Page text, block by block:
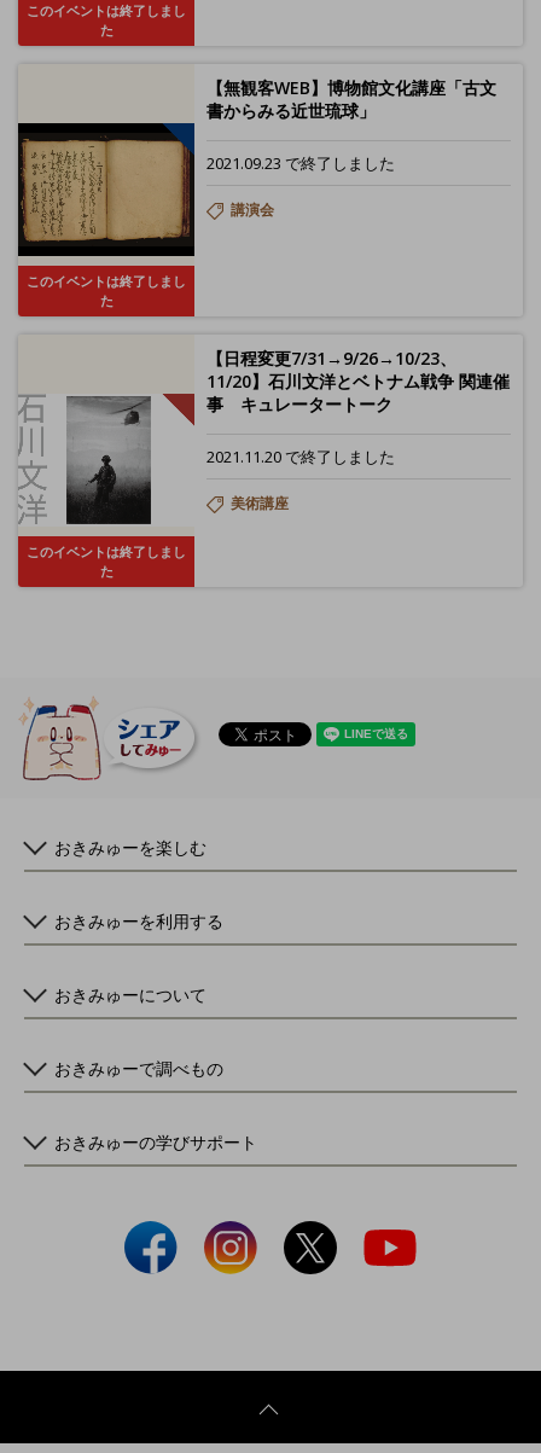
このイベントは終了しまし
た
このイベントは終了しまし
た
【無観客WEB】博物館文化講座「古文
書からみる近世琉球」
2021.09.23 で終了しました
講演会
このイベントは終了しまし
た
【日程変更7/31→9/26→10/23、
11/20】石川文洋とベトナム戦争 関連催
事 キュレータートーク
2021.11.20 で終了しました
美術講座
おきみゅーを楽しむ
おきみゅーを利用する
おきみゅーについて
おきみゅーで調べもの
おきみゅーの学びサポート